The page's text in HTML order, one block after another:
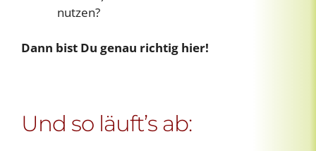
nutzen?
Dann bist Du genau richtig hier!
Und so läuft’s ab: